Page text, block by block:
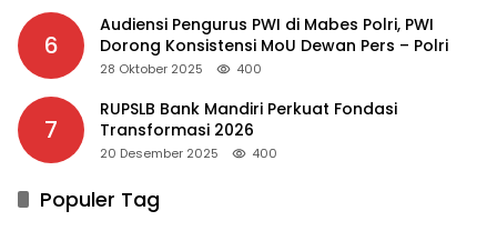
6
Audiensi Pengurus PWI di Mabes Polri, PWI
Dorong Konsistensi MoU Dewan Pers – Polri
28 Oktober 2025 400
7
RUPSLB Bank Mandiri Perkuat Fondasi
Transformasi 2026
20 Desember 2025 400
Populer Tag